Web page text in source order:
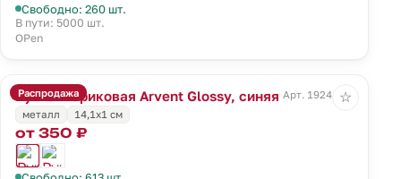
Свободно: 260 шт.
В пути: 5000 шт.
OPen
Распродажа
Ручка шариковая Arvent Glossy, синяя Арт. 19241.40
металл
14,1х1 см
от 350 ₽
☆